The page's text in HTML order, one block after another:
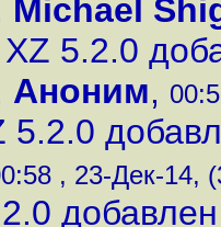
Michael
XZ 5.2.0
Аноним,
5.2.0
, 23-Дек-14,